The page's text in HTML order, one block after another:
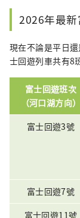
2026年最
現在不論是平日
士回遊列車共有8
富士回遊班次
（河口湖方向）
富士回遊3號
富士回遊7號
富士回遊11號